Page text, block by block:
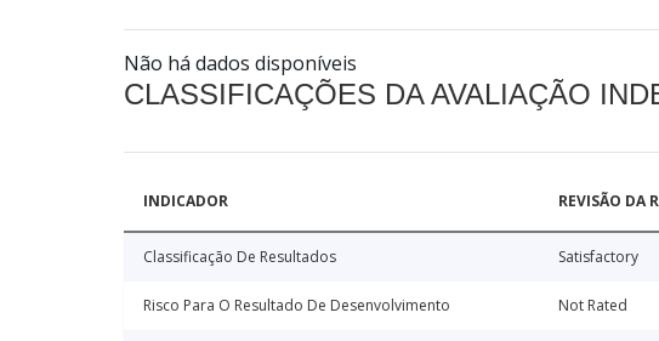
Não há dados disponíveis
CLASSIFICAÇÕES DA AVALIAÇÃO
INDICADOR REVISÃO DA
Classificação De Resultados Satisfactory
Risco Para O Resultado De Desenvolvimento Not Rated